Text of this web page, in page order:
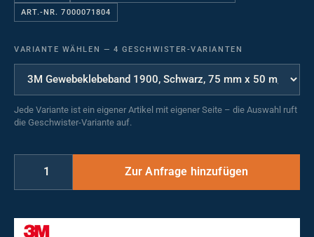
ART.-NR. 7000071804
VARIANTE WÄHLEN — 4 GESCHWISTER-VARIANTEN
Jede Variante ist ein eigener Artikel mit eigener Seite – die Auswahl ruft
die Geschwister-Variante auf.